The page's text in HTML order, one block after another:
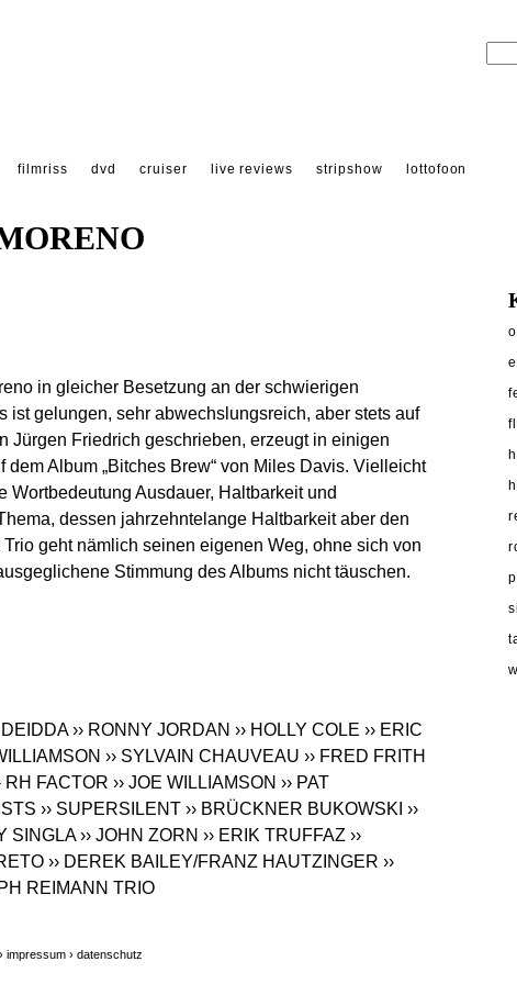
filmriss dvd cruiser live reviews stripshow lottofoon
in gleicher Besetzung an der schwierigen
ist gelungen, sehr abwechslungsreich, aber stets auf
Jürgen Friedrich geschrieben, erzeugt in einigen
Album „Bitches Brew“ von Miles Davis. Vielleicht
Wortbedeutung Ausdauer, Haltbarkeit und
dessen jahrzehntelange Haltbarkeit aber den
geht nämlich seinen eigenen Weg, ohne sich von
Stimmung des Albums nicht täuschen.
DEIDDA ›› RONNY JORDAN ›› HOLLY COLE ›› ERIC
›› SYLVAIN CHAUVEAU ›› FRED FRITH
RH FACTOR ›› JOE WILLIAMSON ›› PAT
›› SUPERSILENT ›› BRÜCKNER BUKOWSKI ››
SINGLA ›› JOHN ZORN ›› ERIK TRUFFAZ ››
›› DEREK BAILEY/FRANZ HAUTZINGER ››
REIMANN TRIO
› impressum › datenschutz